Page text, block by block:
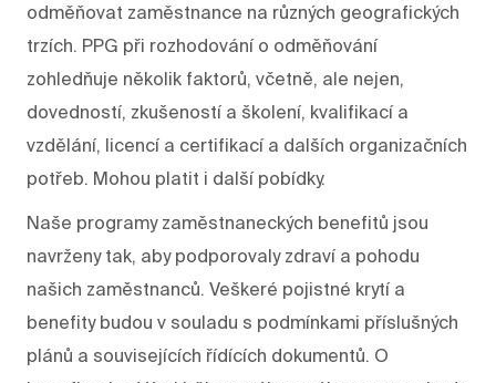
odměňovat zaměstnance na různých geografických
trzích. PPG při rozhodování o odměňování
zohledňuje několik faktorů, včetně, ale nejen,
dovedností, zkušeností a školení, kvalifikací a
vzdělání, licencí a certifikací a dalších organizačních
potřeb. Mohou platit i další pobídky.
Naše programy zaměstnaneckých benefitů jsou
navrženy tak, aby podporovaly zdraví a pohodu
našich zaměstnanců. Veškeré pojistné krytí a
benefity budou v souladu s podmínkami příslušných
plánů a souvisejících řídících dokumentů. O